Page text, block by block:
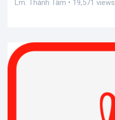
Lm. Thành Tâm • 19,571 views